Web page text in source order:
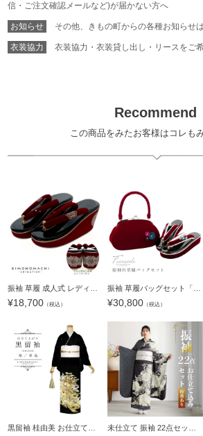
信・ご注文確認メールなど)が届かない方へ
お知らせ その他、きもの町からの各種お知らせ
衣装協力 衣装協力・衣装貸し出し・リースをご
Recommend
この商品をみたお客様はコレも
¥18,700 （税込） ¥30,800 （税込）